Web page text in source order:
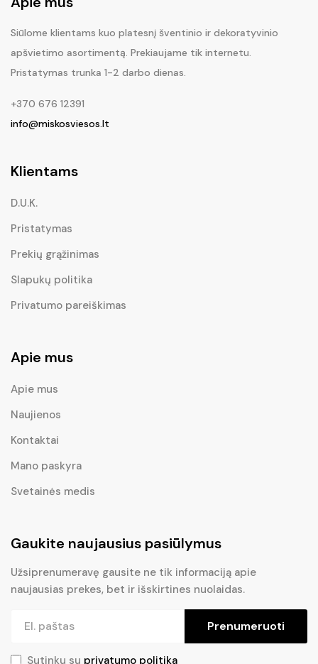
Siūlome klientams kuo platesnį šventinio ir dekoratyvinio
apšvietimo asortimentą. Prekiaujame tik internetu.
Pristatymas trunka 1-2 darbo dienas.
+370 676 12391
info@miskosviesos.lt
Klientams
D.U.K.
Pristatymas
Prekių grąžinimas
Slapukų politika
Privatumo pareiškimas
Apie mus
Apie mus
Naujienos
Kontaktai
Mano paskyra
Svetainės medis
Gaukite naujausius pasiūlymus
Užsiprenumeravę gausite ne tik informaciją apie
naujausias prekes, bet ir išskirtines nuolaidas.
Prenumeruoti
Sutinku su privatumo politika